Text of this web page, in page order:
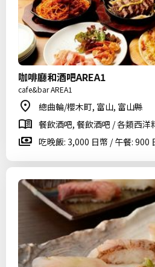
咖啡廳和酒吧AREA1
cafe&bar AREA1
總曲輪/櫻木町, 富山, 富山縣
餐飲酒吧, 餐飲酒吧 / 各類西
吃晚飯: 3,000 日幣 / 午餐: 900